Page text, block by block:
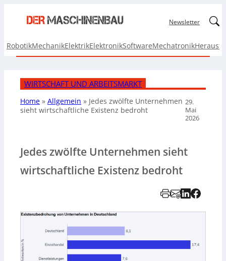
Newsletter
RobotikMechanikElektrikElektronikSoftwareMechatronik
WIRTSCHAFT UND ARBEITSMARKT
Home » Allgemein » Jedes zwölfte Unternehmen
sieht wirtschaftliche Existenz bedroht
29.
Mai
2026
Jedes zwölfte Unternehmen sieht
wirtschaftliche Existenz bedroht